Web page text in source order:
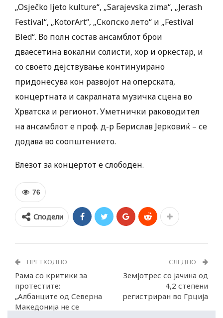
„Osječko ljeto kulture“, „Sarajevska zima“, „Jerash
Festival“, „KotorArt“, „Скопско лето“ и „Festival
Bled“. Во полн состав ансамблот брои
дваесетина вокални солисти, хор и оркестар, и
со своето дејствување континуирано
придонесува кон развојот на оперската,
концертната и сакралната музичка сцена во
Хрватска и регионот. Уметнички раководител
на ансамблот е проф. д-р Берислав Јерковиќ – се
додава во соопштението.
Влезот за концертот е слободен.
76
Сподели
ПРЕТХОДНО
Рама со критики за
протестите:
„Албанците од Северна
Македонија не се
СЛЕДНО
Земјотрес со јачина од
4,2 степени
регистриран во Грција